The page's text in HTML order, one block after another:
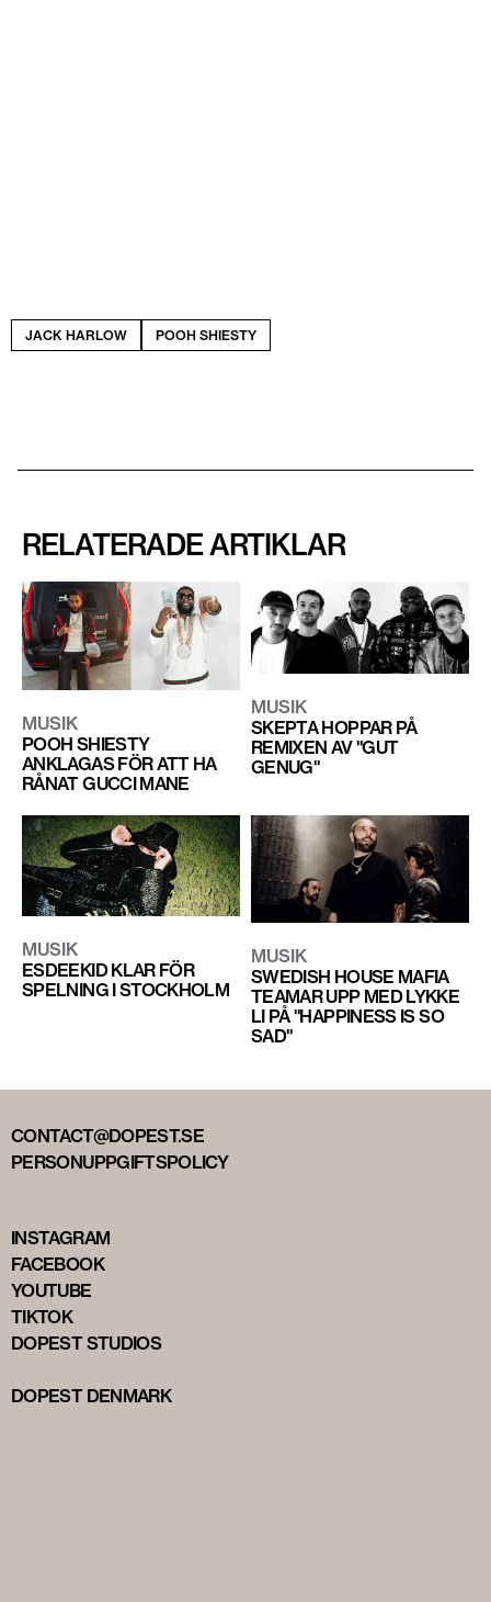
JACK HARLOW POOH SHIESTY
RELATERADE ARTIKLAR
MUSIK
POOH SHIESTY
ANKLAGAS FÖR ATT HA
RÅNAT GUCCI MANE
MUSIK
SKEPTA HOPPAR PÅ
REMIXEN AV "GUT
GENUG"
MUSIK
ESDEEKID KLAR FÖR
SPELNING I STOCKHOLM
MUSIK
SWEDISH HOUSE MAFIA
TEAMAR UPP MED LYKKE
LI PÅ "HAPPINESS IS SO
SAD"
CONTACT@DOPEST.SE
PERSONUPPGIFTSPOLICY
INSTAGRAM
FACEBOOK
YOUTUBE
TIKTOK
DOPEST STUDIOS
DOPEST DENMARK